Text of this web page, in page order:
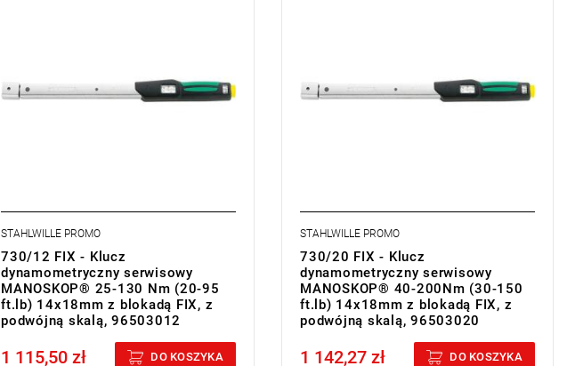
STAHLWILLE PROMO
730/12 FIX - Klucz
dynamometryczny serwisowy
MANOSKOP® 25-130 Nm (20-95
ft.lb) 14x18mm z blokadą FIX, z
podwójną skalą, 96503012
Price tax included
1 115,50 zł DO KOSZYKA
STAHLWILLE PROMO
730/20 FIX - Klucz
dynamometryczny serwisowy
MANOSKOP® 40-200Nm (30-150
ft.lb) 14x18mm z blokadą FIX, z
podwójną skalą, 96503020
Price tax included
1 142,27 zł DO KOSZYKA